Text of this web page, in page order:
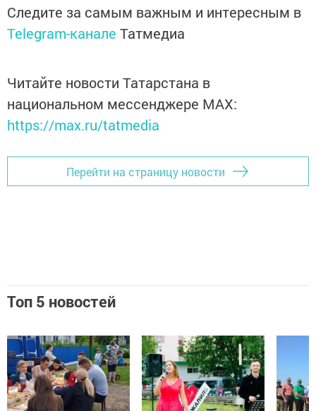
Следите за самым важным и интересным в
Telegram-канале Татмедиа
Читайте новости Татарстана в
национальном мессенджере MАХ:
https://max.ru/tatmedia
Перейти на страницу новости
Топ 5 новостей